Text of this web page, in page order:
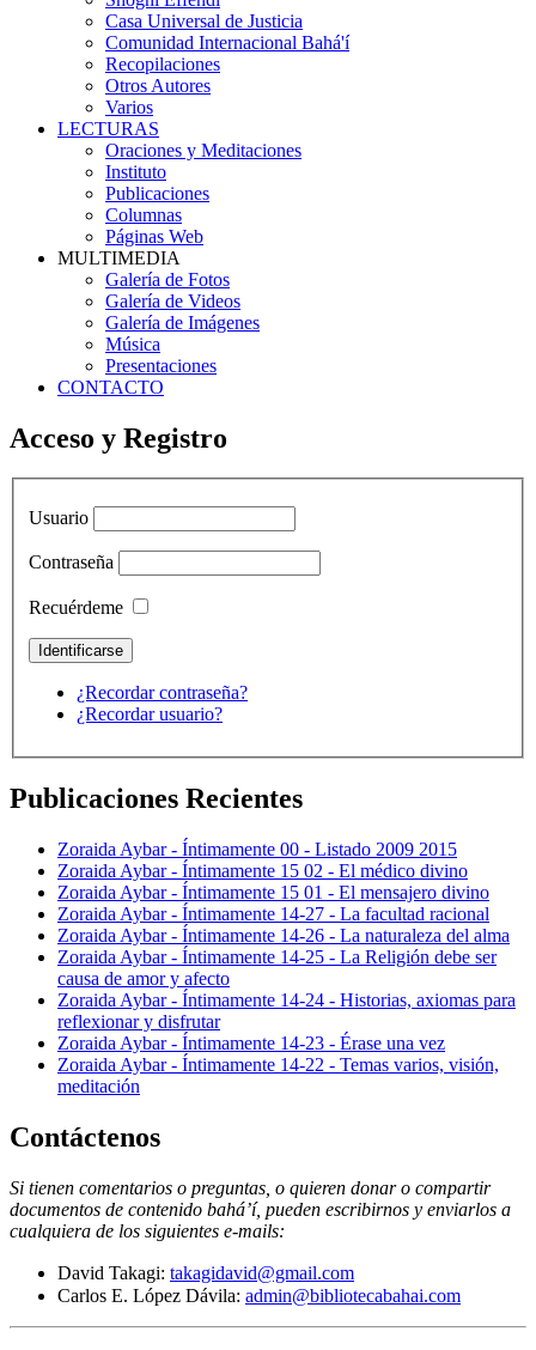
Casa Universal de Justicia
Comunidad Internacional Bahá'í
Recopilaciones
Otros Autores
Varios
LECTURAS
Oraciones y Meditaciones
Instituto
Publicaciones
Columnas
Páginas Web
MULTIMEDIA
Galería de Fotos
Galería de Videos
Galería de Imágenes
Música
Presentaciones
CONTACTO
Acceso y Registro
Usuario
Contraseña
Recuérdeme
¿Recordar contraseña?
¿Recordar usuario?
Publicaciones Recientes
Zoraida Aybar - Íntimamente 00 - Listado 2009 2015
Zoraida Aybar - Íntimamente 15 02 - El médico divino
Zoraida Aybar - Íntimamente 15 01 - El mensajero divino
Zoraida Aybar - Íntimamente 14-27 - La facultad racional
Zoraida Aybar - Íntimamente 14-26 - La naturaleza del alma
Zoraida Aybar - Íntimamente 14-25 - La Religión debe ser
causa de amor y afecto
Zoraida Aybar - Íntimamente 14-24 - Historias, axiomas para
reflexionar y disfrutar
Zoraida Aybar - Íntimamente 14-23 - Érase una vez
Zoraida Aybar - Íntimamente 14-22 - Temas varios, visión,
meditación
Contáctenos
Si tienen comentarios o preguntas, o quieren donar o compartir
documentos de contenido bahá’í, pueden escribirnos y enviarlos a
cualquiera de los siguientes e-mails:
David Takagi: takagidavid@gmail.com
Carlos E. López Dávila: admin@bibliotecabahai.com